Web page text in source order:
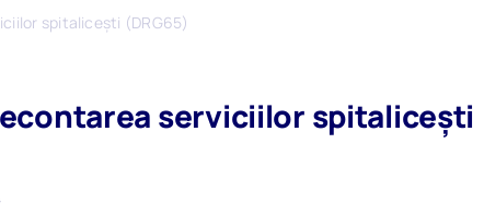
spitalicești (DRG65)
serviciilor spitalicești